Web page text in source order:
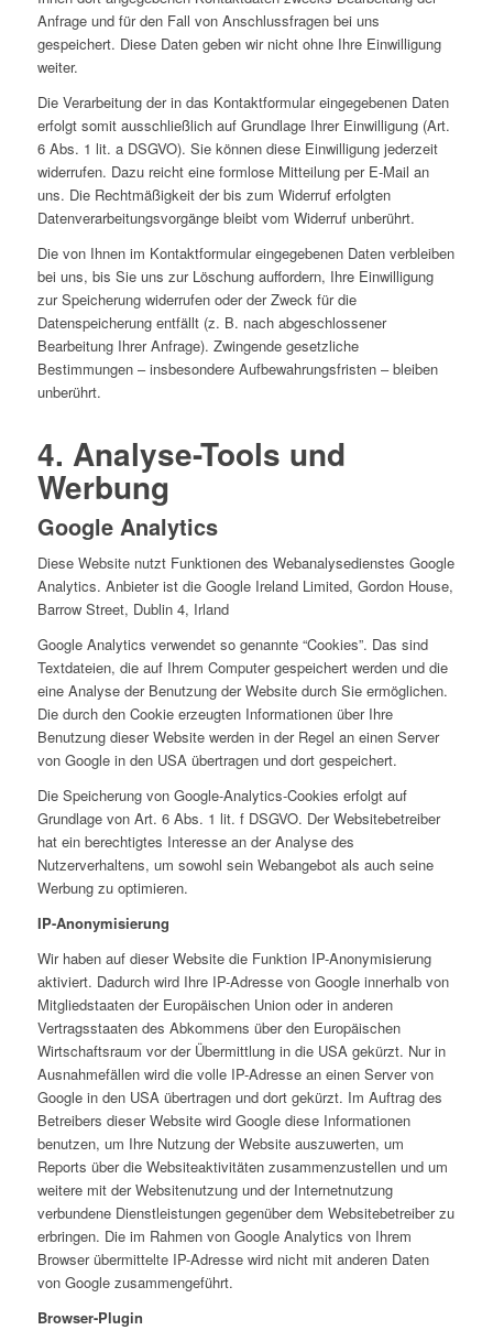
Anfrage und für den Fall von Anschlussfragen bei uns
gespeichert. Diese Daten geben wir nicht ohne Ihre Einwilligung
weiter.
Die Verarbeitung der in das Kontaktformular eingegebenen Daten
erfolgt somit ausschließlich auf Grundlage Ihrer Einwilligung (Art.
6 Abs. 1 lit. a DSGVO). Sie können diese Einwilligung jederzeit
widerrufen. Dazu reicht eine formlose Mitteilung per E-Mail an
uns. Die Rechtmäßigkeit der bis zum Widerruf erfolgten
Datenverarbeitungsvorgänge bleibt vom Widerruf unberührt.
Die von Ihnen im Kontaktformular eingegebenen Daten verbleiben
bei uns, bis Sie uns zur Löschung auffordern, Ihre Einwilligung
zur Speicherung widerrufen oder der Zweck für die
Datenspeicherung entfällt (z. B. nach abgeschlossener
Bearbeitung Ihrer Anfrage). Zwingende gesetzliche
Bestimmungen – insbesondere Aufbewahrungsfristen – bleiben
unberührt.
4. Analyse-Tools und
Werbung
Google Analytics
Diese Website nutzt Funktionen des Webanalysedienstes Google
Analytics. Anbieter ist die Google Ireland Limited, Gordon House,
Barrow Street, Dublin 4, Irland
Google Analytics verwendet so genannte “Cookies”. Das sind
Textdateien, die auf Ihrem Computer gespeichert werden und die
eine Analyse der Benutzung der Website durch Sie ermöglichen.
Die durch den Cookie erzeugten Informationen über Ihre
Benutzung dieser Website werden in der Regel an einen Server
von Google in den USA übertragen und dort gespeichert.
Die Speicherung von Google-Analytics-Cookies erfolgt auf
Grundlage von Art. 6 Abs. 1 lit. f DSGVO. Der Websitebetreiber
hat ein berechtigtes Interesse an der Analyse des
Nutzerverhaltens, um sowohl sein Webangebot als auch seine
Werbung zu optimieren.
IP-Anonymisierung
Wir haben auf dieser Website die Funktion IP-Anonymisierung
aktiviert. Dadurch wird Ihre IP-Adresse von Google innerhalb von
Mitgliedstaaten der Europäischen Union oder in anderen
Vertragsstaaten des Abkommens über den Europäischen
Wirtschaftsraum vor der Übermittlung in die USA gekürzt. Nur in
Ausnahmefällen wird die volle IP-Adresse an einen Server von
Google in den USA übertragen und dort gekürzt. Im Auftrag des
Betreibers dieser Website wird Google diese Informationen
benutzen, um Ihre Nutzung der Website auszuwerten, um
Reports über die Websiteaktivitäten zusammenzustellen und um
weitere mit der Websitenutzung und der Internetnutzung
verbundene Dienstleistungen gegenüber dem Websitebetreiber zu
erbringen. Die im Rahmen von Google Analytics von Ihrem
Browser übermittelte IP-Adresse wird nicht mit anderen Daten
von Google zusammengeführt.
Browser-Plugin